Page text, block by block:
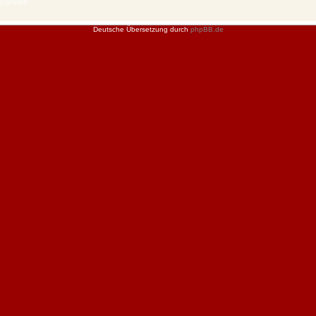
Deutsche Übersetzung durch phpBB.de